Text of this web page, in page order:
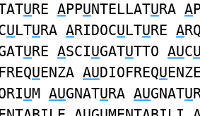
URE APPUNTELLATURA A
ULTURA ARIDOCULTURE ARQ
URE ASCIUGATUTTO AUCU
UENZA AUDIOFREQU
UM AUGNATURA AUGNATU